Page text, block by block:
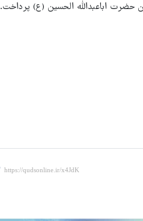
اباعبدالله الحسین (ع) پرداخت.